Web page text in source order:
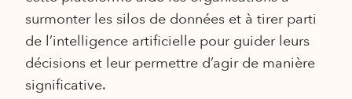
surmonter les silos de données et à tirer parti
de l’intelligence artificielle pour guider leurs
décisions et leur permettre d’agir de manière
significative.